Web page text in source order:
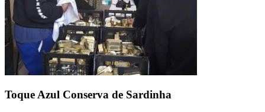
Toque Azul Conserva de Sardinha